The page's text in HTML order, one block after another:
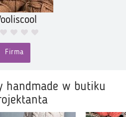
Firma
handmade w butiku